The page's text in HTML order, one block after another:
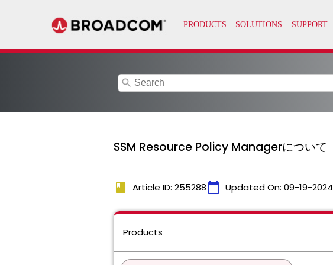
search
SSM Resource Policy Managerについて
book Article ID: 255288calendar_today Updated On: 09-19-2024
Products